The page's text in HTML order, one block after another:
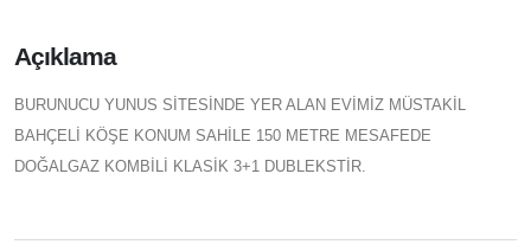
Açıklama
BURUNUCU YUNUS SİTESİNDE YER ALAN EVİMİZ MÜSTAKİL
BAHÇELİ KÖŞE KONUM SAHİLE 150 METRE MESAFEDE
DOĞALGAZ KOMBİLİ KLASİK 3+1 DUBLEKSTİR.